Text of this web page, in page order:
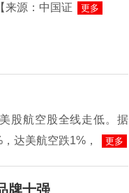
来源：中国证
更多
股航空股全线走低。据
达美航空跌1%，
更多
牌十强